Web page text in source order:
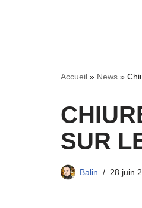
Accueil » News »
SUR
Balin 28 juin